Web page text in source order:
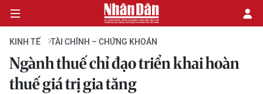
CHÍNH TRỊ
KINH TẾ TÀI CHÍNH – CHỨNG KHOÁN
Ngành thuế chỉ đạo triển khai hoàn
thuế giá trị gia tăng